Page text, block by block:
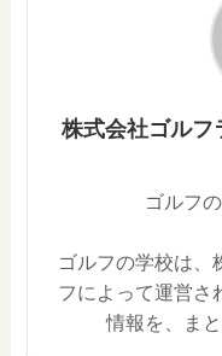
株式会社ゴルフ
ゴルフ
ゴルフの学校は、
フによって運営さ
情報を、ま